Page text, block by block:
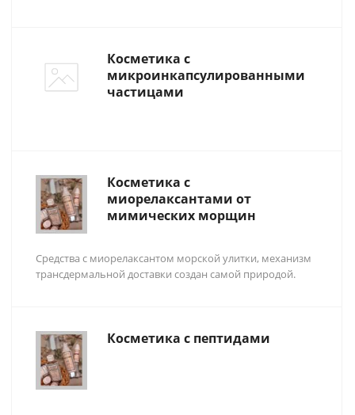
Косметика с
микроинкапсулированными
частицами
Косметика с
миорелаксантами от
мимических морщин
Cредства с миорелаксантом морской улитки, механизм
трансдермальной доставки создан самой природой.
Косметика с пептидами